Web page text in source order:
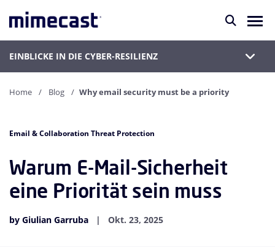
EINBLICKE IN DIE CYBER-RESILIENZ
Home Blog Why email security must be a priority
Email & Collaboration Threat Protection
Warum E-Mail-Sicherheit
eine Priorität sein muss
by Giulian Garruba Okt. 23, 2025